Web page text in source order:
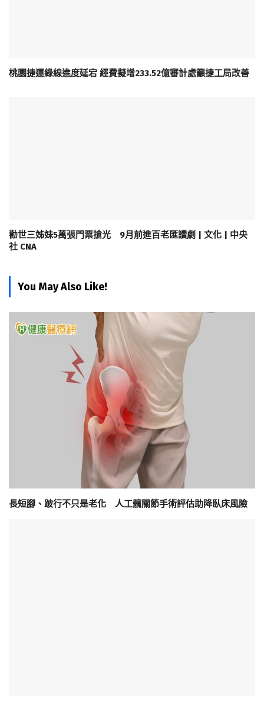
桃園捷運綠線進度延宕 經費擬增233.52億審計處籲捷工局改善
勸世三姊妹5萬張門票搶光 9月前進百老匯讀劇 | 文化 | 中央
社 CNA
You May Also Like!
長短腳、跛行不只是老化 人工髖關節手術評估助降臥床風險